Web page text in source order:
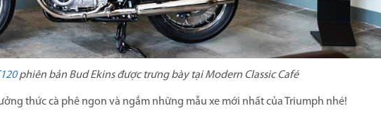
phiên bản Bud Ekins được trưng bày tại Modern Classic Café
thức cà phê ngon và ngắm những mẫu xe mới nhất của Triumph nhé!